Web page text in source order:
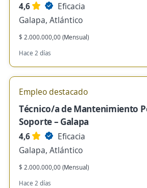
4,6
Eficacia
Galapa, Atlántico
$ 2.000.000,00 (Mensual)
Hace 2 días
Empleo destacado
Técnico/a de Mantenimiento
Soporte – Galapa
4,6
Eficacia
Galapa, Atlántico
$ 2.000.000,00 (Mensual)
Hace 2 días